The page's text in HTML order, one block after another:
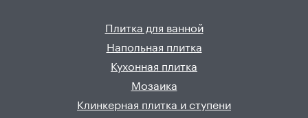
Плитка для ванной
Напольная плитка
Кухонная плитка
Мозаика
Клинкерная плитка и ступени